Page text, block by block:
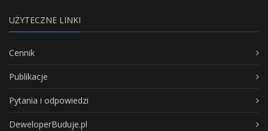
UŻYTECZNE LINKI
Cennik
Publikacje
Pytania i odpowiedzi
DeweloperBuduje.pl